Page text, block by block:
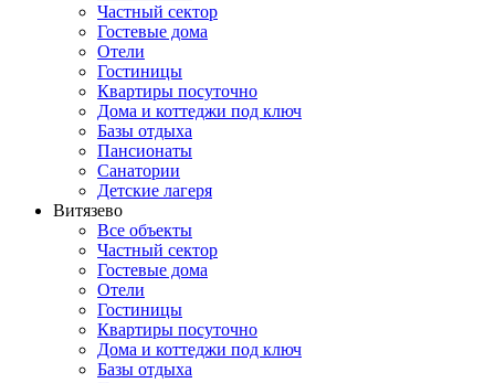
Частный сектор
Гостевые дома
Отели
Гостиницы
Квартиры посуточно
Дома и коттеджи под ключ
Базы отдыха
Пансионаты
Санатории
Детские лагеря
Витязево
Все объекты
Частный сектор
Гостевые дома
Отели
Гостиницы
Квартиры посуточно
Дома и коттеджи под ключ
Базы отдыха